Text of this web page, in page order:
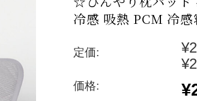
冷感 吸熱 PCM 冷
定価:
価格: